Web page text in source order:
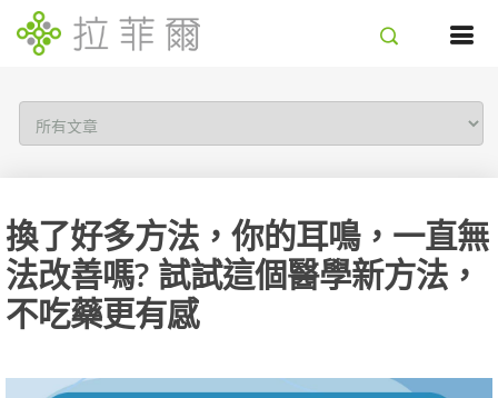
換了好多方法，你的耳鳴，一直無
法改善嗎? 試試這個醫學新方法，
不吃藥更有感